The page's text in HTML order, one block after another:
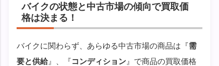
バイクの状態と中古市場の傾向で買取価
格は決まる！
バイクに関わらず、あらゆる中古市場の商品は『需
要と供給』、『コンディション 』で商品の買取価格